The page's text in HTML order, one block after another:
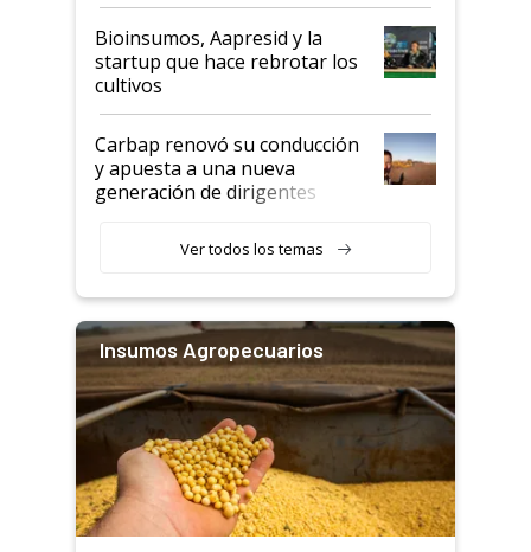
Bioinsumos, Aapresid y la
startup que hace rebrotar los
cultivos
Carbap renovó su conducción
y apuesta a una nueva
generación de dirigentes
Ver todos los temas
Insumos Agropecuarios